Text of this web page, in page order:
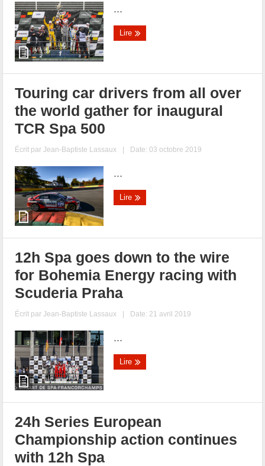
...
Lire
Touring car drivers from all over
the world gather for inaugural
TCR Spa 500
Écrit parJean-Baptiste Lassaux | Date: 03 octobre 2019
...
Lire
12h Spa goes down to the wire
for Bohemia Energy racing with
Scuderia Praha
Écrit parJean-Baptiste Lassaux | Date: 21 avril 2019
...
Lire
24h Series European
Championship action continues
with 12h Spa